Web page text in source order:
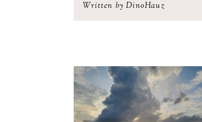
Written by DinoHauz